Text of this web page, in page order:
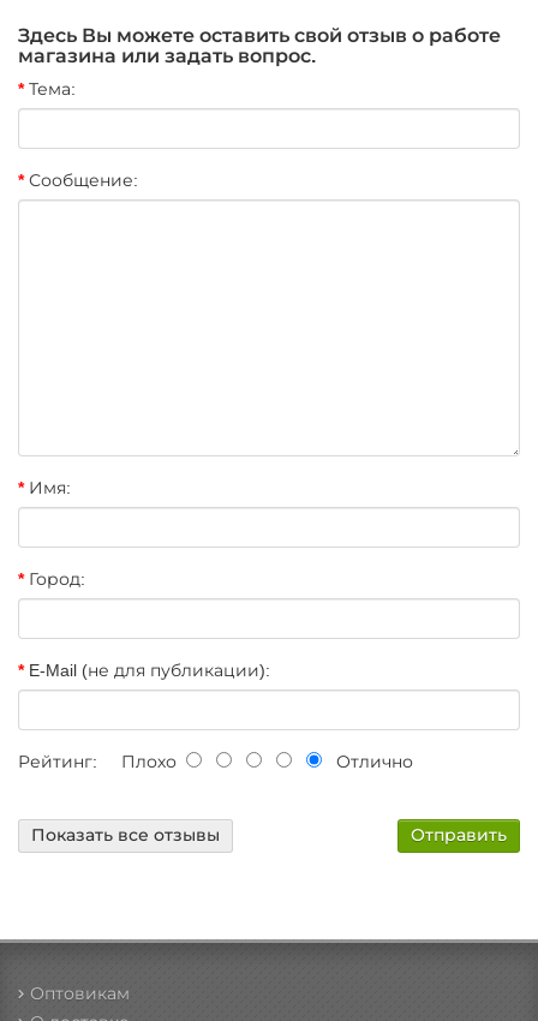
Здесь Вы можете оставить свой отзыв о работе
магазина или задать вопрос.
Тема:
Сообщение:
Имя:
Город:
E-Mail (не для публикации):
Рейтинг: Плохо Отлично
Показать все отзывы
Оптовикам